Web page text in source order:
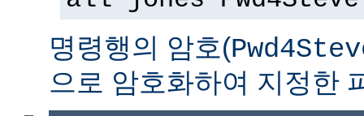
명령행의 암호(
으로 암호화하여 지정한